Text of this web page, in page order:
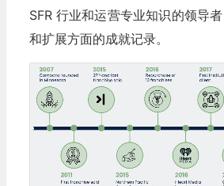
SFR 行业和运营专业知识的领导
和扩展方面的成就记录。